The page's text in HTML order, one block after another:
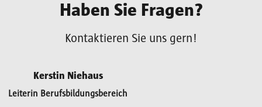
Haben Sie Fragen?
Kontaktieren Sie uns gern!
Kerstin Niehaus
Leiterin Berufsbildungsbereich